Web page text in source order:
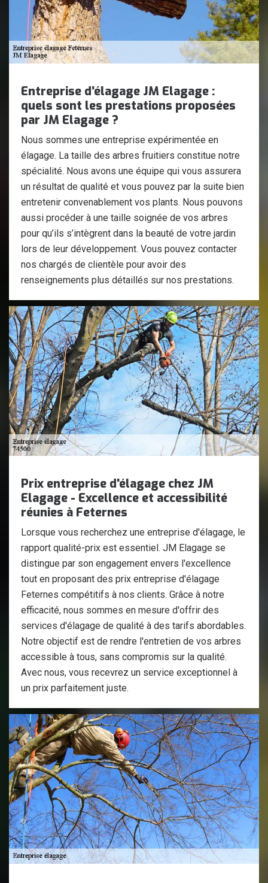
Entreprise d’élagage JM Elagage :
quels sont les prestations proposées
par JM Elagage ?
Nous sommes une entreprise expérimentée en
élagage. La taille des arbres fruitiers constitue notre
spécialité. Nous avons une équipe qui vous assurera
un résultat de qualité et vous pouvez par la suite bien
entretenir convenablement vos plants. Nous pouvons
aussi procéder à une taille soignée de vos arbres
pour qu’ils s’intègrent dans la beauté de votre jardin
lors de leur développement. Vous pouvez contacter
nos chargés de clientèle pour avoir des
renseignements plus détaillés sur nos prestations.
Prix entreprise d'élagage chez JM
Elagage - Excellence et accessibilité
réunies à Feternes
Lorsque vous recherchez une entreprise d'élagage, le
rapport qualité-prix est essentiel. JM Elagage se
distingue par son engagement envers l'excellence
tout en proposant des prix entreprise d'élagage
Feternes compétitifs à nos clients. Grâce à notre
efficacité, nous sommes en mesure d'offrir des
services d'élagage de qualité à des tarifs abordables.
Notre objectif est de rendre l'entretien de vos arbres
accessible à tous, sans compromis sur la qualité.
Avec nous, vous recevrez un service exceptionnel à
un prix parfaitement juste.